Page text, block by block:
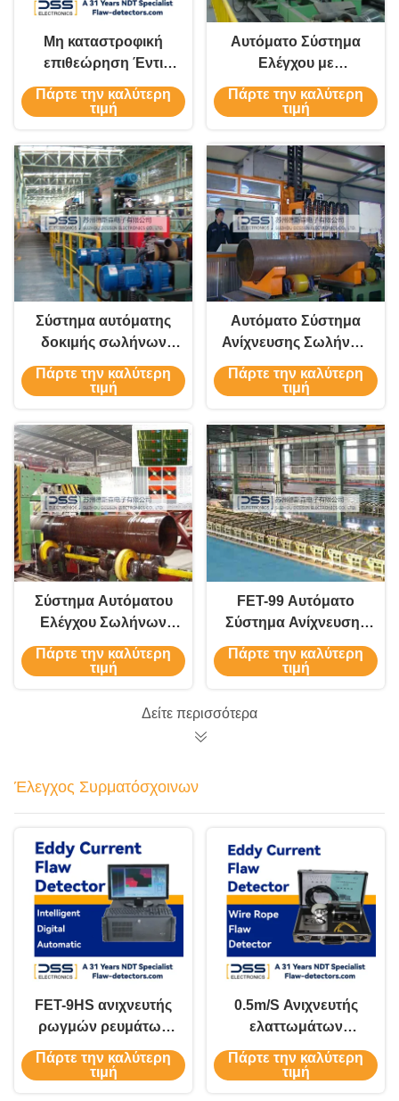
Μη καταστροφική
επιθεώρηση Έντι
ρεύμα ανιχνευτής
ελαττωμάτων για
Πάρτε την καλύτερη
τιμή
Αυτόματο Σύστημα
Ελέγχου με
Υπερήχους και
Ρεύματα Eddy για
Πάρτε την καλύτερη
τιμή
Σύστημα αυτόματης
δοκιμής σωλήνων
από ατσάλι
Πάρτε την καλύτερη
τιμή
Αυτόματο Σύστημα
Ανίχνευσης Σωλήνων
με Συγκόλληση Υπό
Ηλεκτρική
Πάρτε την καλύτερη
τιμή
Σύστημα Αυτόματου
Ελέγχου Σωλήνων
Συγκόλλησης ERW
Εκτός/Εντός Δικτύου
Πάρτε την καλύτερη
τιμή
FET-99 Αυτόματο
Σύστημα Ανίχνευσης
Ελαττωμάτων Υλικών
Σωλήνων και
Πάρτε την καλύτερη
τιμή
Δείτε περισσότερα
Έλεγχος Συρματόσχοινων
FET-9HS ανιχνευτής
ρωγμών ρευμάτων
στροβίλου για το
χαλύβδινο σύρμα
Πάρτε την καλύτερη
τιμή
0.5m/S Ανιχνευτής
ελαττωμάτων
σχοινιών G-NDT
Πάρτε την καλύτερη
τιμή